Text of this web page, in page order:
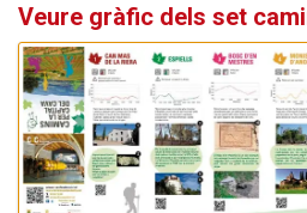
Veure gràfic dels set